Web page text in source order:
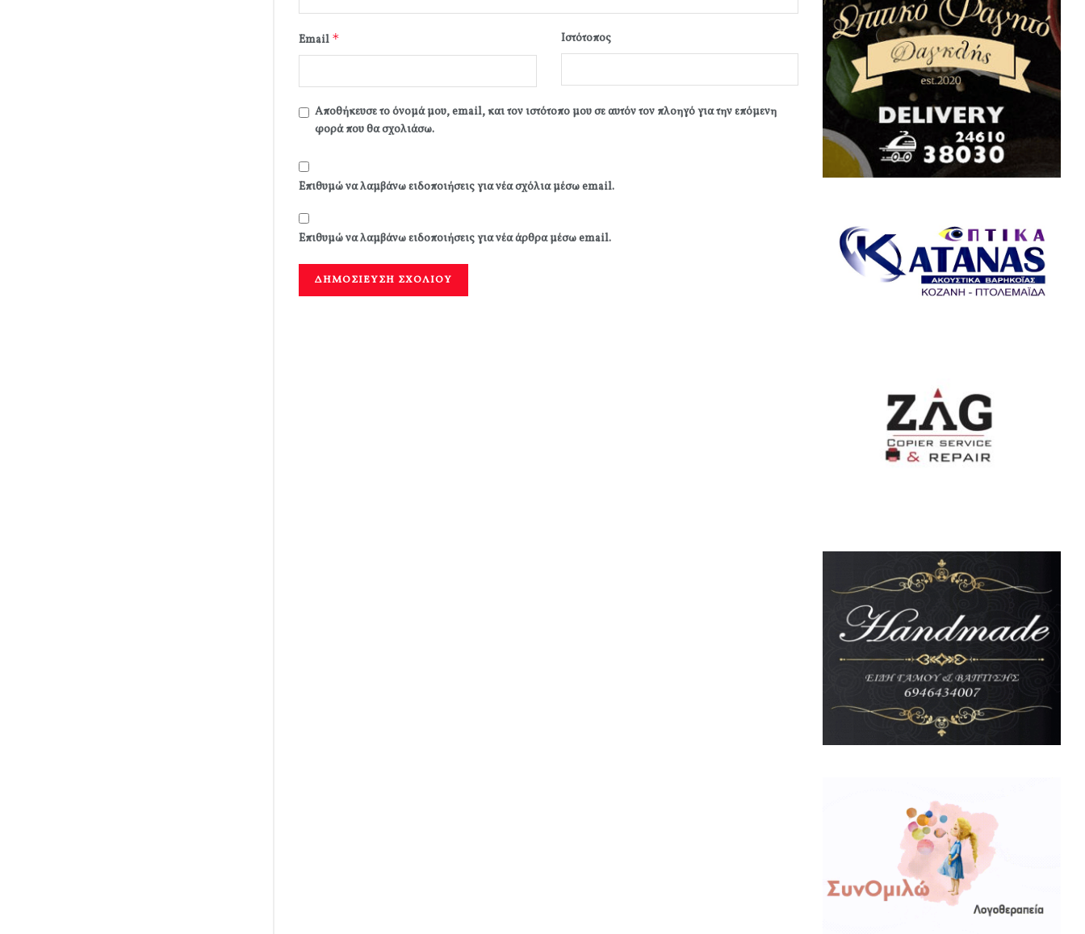
Email * Ιστότοπος
Αποθήκευσε το όνομά μου, email, και τον ιστότοπο μου σε αυτόν τον πλοηγό για την επόμενη
φορά που θα σχολιάσω.
Επιθυμώ να λαμβάνω ειδοποιήσεις για νέα σχόλια μέσω email.
Επιθυμώ να λαμβάνω ειδοποιήσεις για νέα άρθρα μέσω email.